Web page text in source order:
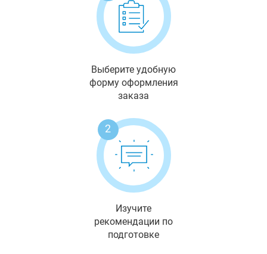
Выберите удобную
форму оформления
заказа
2
Изучите
рекомендации по
подготовке